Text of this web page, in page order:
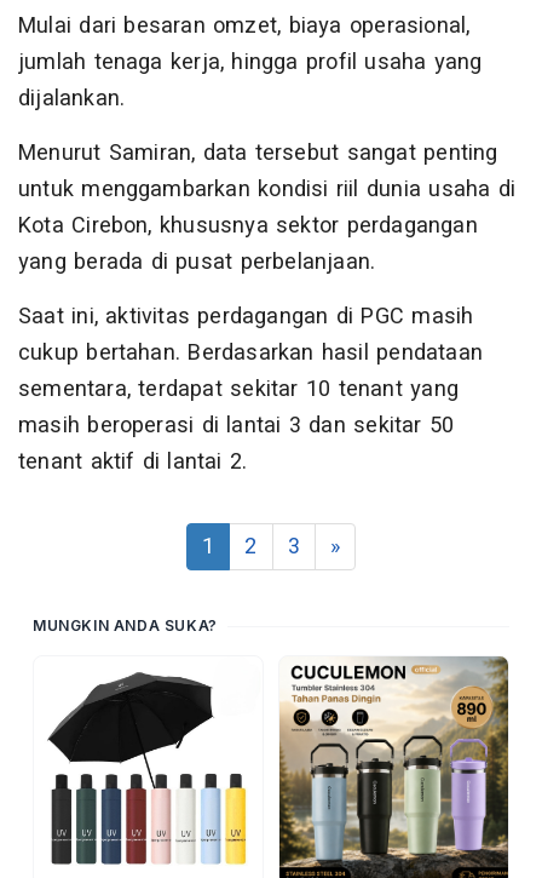
Mulai dari besaran omzet, biaya operasional,
jumlah tenaga kerja, hingga profil usaha yang
dijalankan.
Menurut Samiran, data tersebut sangat penting
untuk menggambarkan kondisi riil dunia usaha di
Kota Cirebon, khususnya sektor perdagangan
yang berada di pusat perbelanjaan.
Saat ini, aktivitas perdagangan di PGC masih
cukup bertahan. Berdasarkan hasil pendataan
sementara, terdapat sekitar 10 tenant yang
masih beroperasi di lantai 3 dan sekitar 50
tenant aktif di lantai 2.
1 2 3 »